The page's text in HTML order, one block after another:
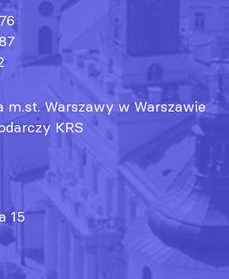
m.st. Warszawy w Warszawie
KRS
15